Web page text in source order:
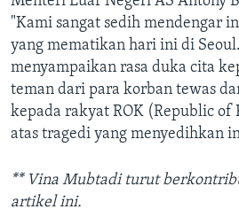
"Kami sangat sedih mendengar
yang mematikan hari ini di
menyampaikan rasa duka cita
teman dari para korban tewas
kepada rakyat ROK (Republic of
atas tragedi yang menyedihkan
** Vina Mubtadi turut
artikel ini.